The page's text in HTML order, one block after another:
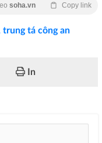
soha.vn Copy link
trung tá công an
In